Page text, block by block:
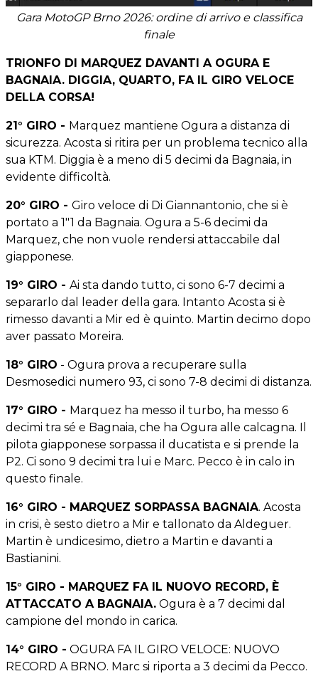
Gara MotoGP Brno 2026: ordine di arrivo e classifica
finale
TRIONFO DI MARQUEZ DAVANTI A OGURA E
BAGNAIA. DIGGIA, QUARTO, FA IL GIRO VELOCE
DELLA CORSA!
21° GIRO - Marquez mantiene Ogura a distanza di
sicurezza. Acosta si ritira per un problema tecnico alla
sua KTM. Diggia è a meno di 5 decimi da Bagnaia, in
evidente difficoltà.
20° GIRO - Giro veloce di Di Giannantonio, che si è
portato a 1"1 da Bagnaia. Ogura a 5-6 decimi da
Marquez, che non vuole rendersi attaccabile dal
giapponese.
19° GIRO - Ai sta dando tutto, ci sono 6-7 decimi a
separarlo dal leader della gara. Intanto Acosta si è
rimesso davanti a Mir ed è quinto. Martin decimo dopo
aver passato Moreira.
18° GIRO - Ogura prova a recuperare sulla
Desmosedici numero 93, ci sono 7-8 decimi di distanza.
17° GIRO - Marquez ha messo il turbo, ha messo 6
decimi tra sé e Bagnaia, che ha Ogura alle calcagna. Il
pilota giapponese sorpassa il ducatista e si prende la
P2. Ci sono 9 decimi tra lui e Marc. Pecco è in calo in
questo finale.
16° GIRO - MARQUEZ SORPASSA BAGNAIA. Acosta
in crisi, è sesto dietro a Mir e tallonato da Aldeguer.
Martin è undicesimo, dietro a Martin e davanti a
Bastianini.
15° GIRO - MARQUEZ FA IL NUOVO RECORD, È
ATTACCATO A BAGNAIA. Ogura è a 7 decimi dal
campione del mondo in carica.
14° GIRO - OGURA FA IL GIRO VELOCE: NUOVO
RECORD A BRNO. Marc si riporta a 3 decimi da Pecco.